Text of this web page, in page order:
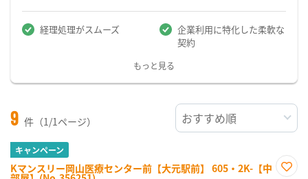
経理処理がスムーズ
企業利用に特化した柔軟な
契約
もっと見る
9 件（1/1ページ）
キャンペーン
Kマンスリー岡山医療センター前【大元駅前】 605・2K-【中